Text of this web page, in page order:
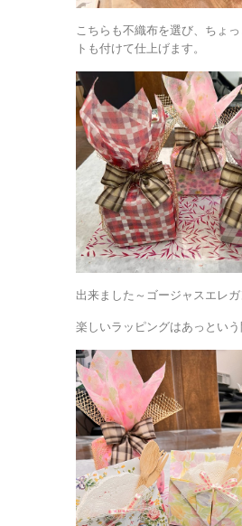
こちらも不織布を選び、ちょ
トも付けて仕上げます。
出来ました～ゴージャスエレガ
楽しいラッピングはあっという